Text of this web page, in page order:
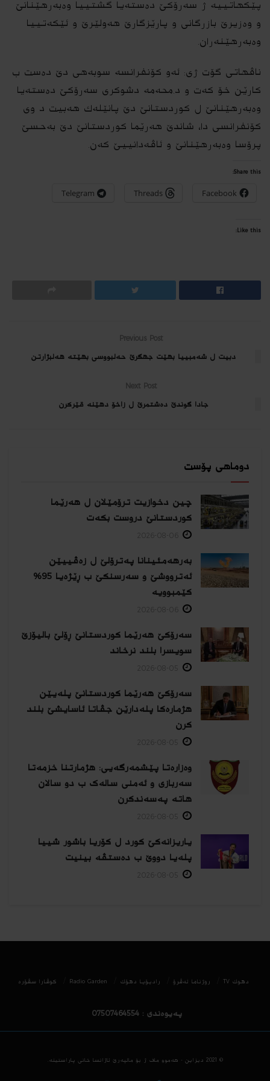
پێکهاتییە ژ سەرۆکێ دەستەیا گشتییا وەبەرهێنانێ
و وەزیرێ بازرگانی و پارێزگارێ هەولێرێ و ئێکه‌تییا
وەبەرهێنەران.
ناڤهاتی گۆت ژی: ئه‌و کۆنفرانسە سوبه‌هی دێ دەست ب
کارێن خۆ كه‌ت و د.محەمە دشوکری سەرۆکێ دەستەیا
وەبەرهێنانێ ل كوردستانێ دێ پانێله‌ك هه‌بیت د وی
کۆنفرانسی دا، شاندێ هەرێما کوردستانێ دێ به‌حسێ
پرۆسا وەبەرهێنانێ و ئاڤه‌دانییێ كه‌ن.
Share this:
Facebook
Threads
Telegram
Like this:
Previous Post
دبیت ل شەمبییا بهێت جهگرێ حەلبووسی بهێته‌ هه‌لبژارتن
Next Post
جادا گوندێ ده‌شتمرێ ل زاخۆ دهێنه‌ قێركرن
دوماهی پۆست
چین دخوازیت ترۆمێلان ل هەرێما
كوردستانێ دروست بكەت
بەرهەمئینانا په‌ترۆلێ ل زه‌ڤییێن
ئەترووشێ و سەرسنكێ ب ڕێژەیا 95%
كێمبوویە
سەرۆکێ هەرێما کوردستانێ ڕۆلێ بالیۆزێ
سویسرا بلند نرخاند
سەرۆکێ هەرێما کوردستانێ پلەیێن
هژمارەكا پلەدارێن جڤاتا ئاسایشێ بلند
كرن
وەزارەتا پێشمەرگەیی: هژمارتنا خزمەتا
سەربازی و ئەمنی سالەک ب دو سالان
هاتە پەسەندكرن
یاریزانەكێ کورد ل کۆریا باشور شییا
پلەیا دووێ ب دەستڤە بینیت
دھوك TV روژناما ئەڤرۆ رادیۆیا دهۆك Radio Garden كوڤارا سڤۆره‌
پەیوەندی : 07507464554
© 2021 دیزاین - هه‌موو ماف ژ بۆ مالپه‌رێ ئاژانسا خانی پاراستینه‌.